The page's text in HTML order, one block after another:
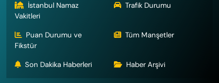
İstanbul Namaz
Vakitleri
Trafik Durumu
Puan Durumu ve
Fikstür
Tüm Manşetler
Son Dakika Haberleri Haber Arşivi